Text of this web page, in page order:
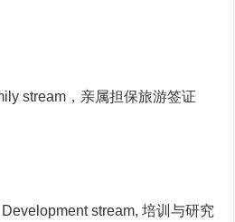
stream，亲属担保旅游签证
stream, 培训与研究